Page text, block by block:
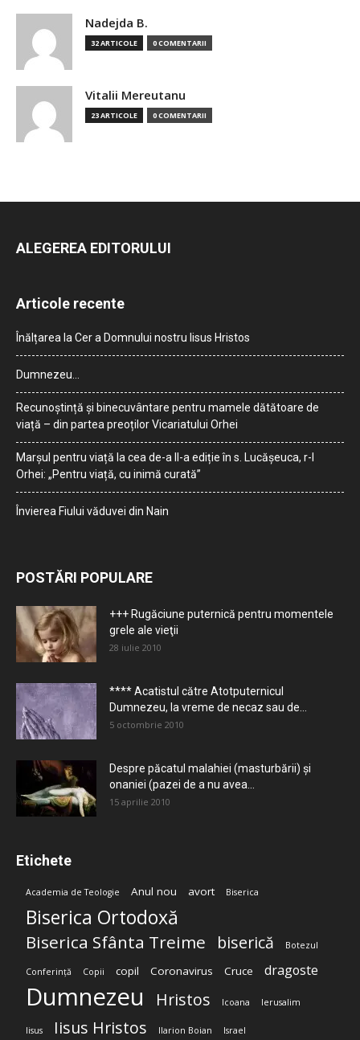
Nadejda B.
32 ARTICOLE 0 COMENTARII
Vitalii Mereutanu
23 ARTICOLE 0 COMENTARII
ALEGEREA EDITORULUI
Articole recente
Înălțarea la Cer a Domnului nostru Iisus Hristos
Dumnezeu…
Recunoștință și binecuvântare pentru mamele dătătoare de
viață – din partea preoților Vicariatului Orhei
Marșul pentru viață la cea de-a II-a ediție în s. Lucășeuca, r-l
Orhei: „Pentru viață, cu inimă curată”
Învierea Fiului văduvei din Nain
POSTĂRI POPULARE
+++ Rugăciune puternică pentru momentele
grele ale vieţii
28 iulie 2010
**** Acatistul către Atotputernicul
Dumnezeu, la vreme de necaz sau de...
5 octombrie 2010
Despre păcatul malahiei (masturbării) şi
onaniei (pazei de a nu avea...
15 aprilie 2010
Etichete
Academia de Teologie Anul nou avort Biserica
Biserica Ortodoxă
Biserica Sfânta Treime biserică Botezul
Conferință Copii copil Coronavirus Cruce dragoste
Dumnezeu Hristos Icoana Ierusalim
Iisus Iisus Hristos Ilarion Boian Israel